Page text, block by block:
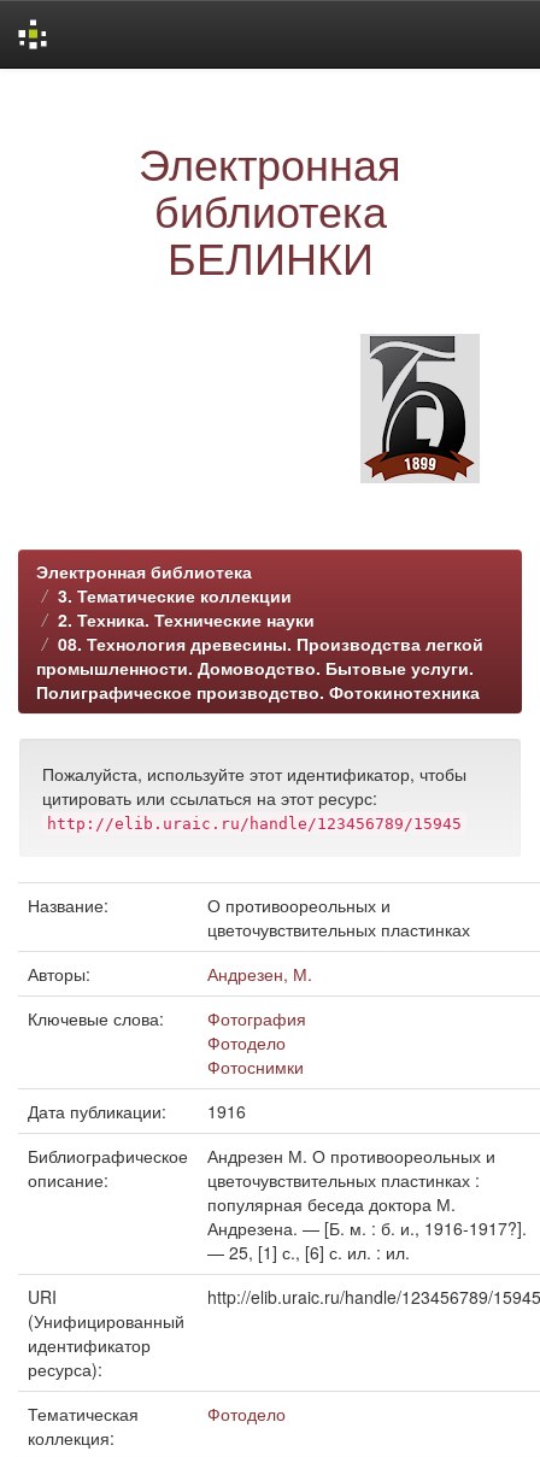
Электронная
библиотека
БЕЛИНКИ
Электронная библиотека
3. Тематические коллекции
2. Техника. Технические науки
08. Технология древесины. Производства легкой
промышленности. Домоводство. Бытовые услуги.
Полиграфическое производство. Фотокинотехника
Пожалуйста, используйте этот идентификатор, чтобы
цитировать или ссылаться на этот ресурс:
http://elib.uraic.ru/handle/123456789/15945
Название:
О противоореольных и
цветочувствительных пластинках
Авторы:
Андрезен, М.
Ключевые слова:
Фотография
Фотодело
Фотоснимки
Дата публикации:
1916
Библиографическое
описание:
Андрезен М. О противоореольных и
цветочувствительных пластинках :
популярная беседа доктора М.
Андрезена. — [Б. м. : б. и., 1916-1917?].
— 25, [1] с., [6] с. ил. : ил.
URI
(Унифицированный
идентификатор
ресурса):
http://elib.uraic.ru/handle/123456789/15945
Тематическая
коллекция:
Фотодело